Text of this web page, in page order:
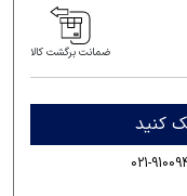
ضمانت برگشت کالا
کنید
021-